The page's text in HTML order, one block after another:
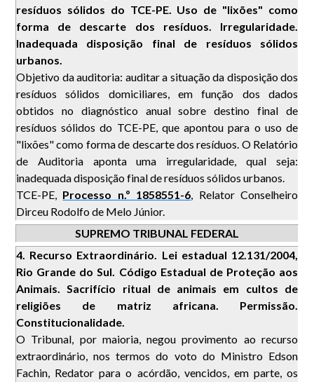
resíduos sólidos do TCE-PE. Uso de "lixões" como
forma de descarte dos resíduos. Irregularidade.
Inadequada disposição final de resíduos sólidos
urbanos.
Objetivo da auditoria: auditar a situação da disposição dos
resíduos sólidos domiciliares, em função dos dados
obtidos no diagnóstico anual sobre destino final de
resíduos sólidos do TCE-PE, que apontou para o uso de
"lixões" como forma de descarte dos resíduos. O Relatório
de Auditoria aponta uma irregularidade, qual seja:
inadequada disposição final de resíduos sólidos urbanos.
TCE-PE, Processo n.º 1858551-6, Relator Conselheiro
Dirceu Rodolfo de Melo Júnior.
SUPREMO TRIBUNAL FEDERAL
4. Recurso Extraordinário. Lei estadual 12.131/2004,
Rio Grande do Sul. Código Estadual de Proteção aos
Animais. Sacrifício ritual de animais em cultos de
religiões de matriz africana. Permissão.
Constitucionalidade.
O Tribunal, por maioria, negou provimento ao recurso
extraordinário, nos termos do voto do Ministro Edson
Fachin, Redator para o acórdão, vencidos, em parte, os